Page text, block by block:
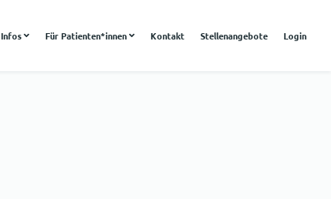
Infos Für Patienten*innen Kontakt Stellenangebote Login